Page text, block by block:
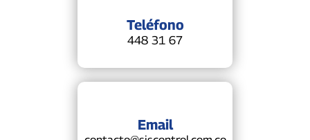
Teléfono
448 31 67
Email